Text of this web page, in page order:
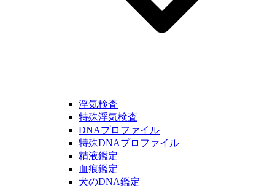
浮気検査
特殊浮気検査
DNAプロファイル
特殊DNAプロファイル
精液鑑定
血痕鑑定
犬のDNA鑑定